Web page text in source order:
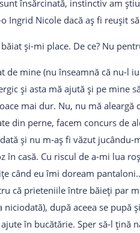
însărcinată, instinctiv am
Ingrid Nicole dacă aș fi reușit
și-mi place. De ce? Nu
de mine (nu înseamnă că nu-l
și asta mă ajută și pe mine
mai dur. Nu, nu mă
din perne, facem concurs de
și nu m-aș fi văzut
în casă. Cu riscul de a-mi lua
când eu îmi doream
că prieteniile între băieți par
niciodată), după aceea se
în bucătărie. Sper să-l țină